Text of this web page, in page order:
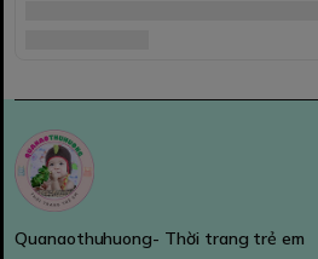
Quanaothuhuong- Thời trang trẻ em